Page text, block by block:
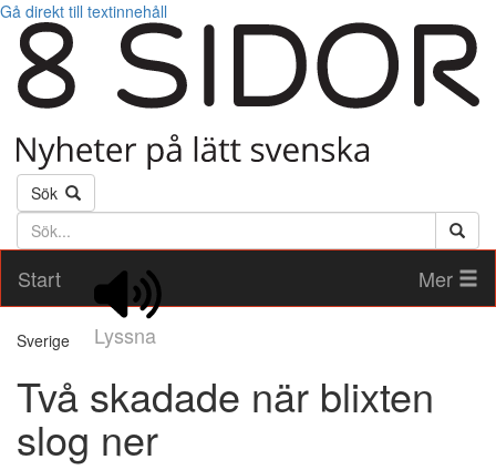
Gå direkt till textinnehåll
Sök
Söktext
Start
Lyssna
Mer
Sverige
Två skadade när blixten
slog ner